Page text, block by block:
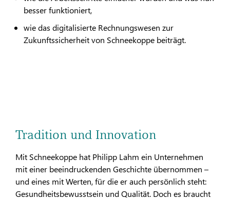
besser funktioniert,
wie das digitalisierte Rechnungswesen zur
Zukunftssicherheit von Schneekoppe beiträgt.
Tradition und Innovation
Mit Schneekoppe hat Philipp Lahm ein Unternehmen
mit einer beeindruckenden Geschichte übernommen –
und eines mit Werten, für die er auch persönlich steht:
Gesundheitsbewusstsein und Qualität. Doch es braucht